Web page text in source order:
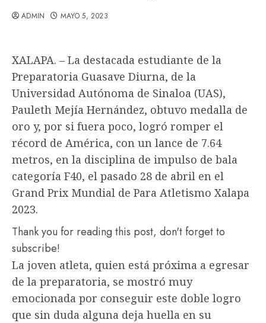
ADMIN MAYO 5, 2023
XALAPA. – La destacada estudiante de la
Preparatoria Guasave Diurna, de la
Universidad Autónoma de Sinaloa (UAS),
Pauleth Mejía Hernández, obtuvo medalla de
oro y, por si fuera poco, logró romper el
récord de América, con un lance de 7.64
metros, en la disciplina de impulso de bala
categoría F40, el pasado 28 de abril en el
Grand Prix Mundial de Para Atletismo Xalapa
2023.
Thank you for reading this post, don't forget to
subscribe!
La joven atleta, quien está próxima a egresar
de la preparatoria, se mostró muy
emocionada por conseguir este doble logro
que sin duda alguna deja huella en su